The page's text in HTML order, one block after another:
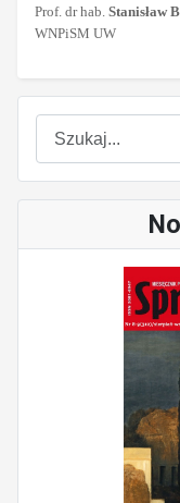
Szukaj
Prof. dr hab. Stanisław
WNPiSM UW